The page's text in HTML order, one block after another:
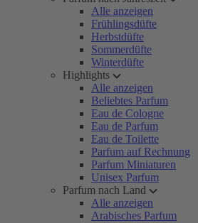
Alle anzeigen
Frühlingsdüfte
Herbstdüfte
Sommerdüfte
Winterdüfte
Highlights
Alle anzeigen
Beliebtes Parfum
Eau de Cologne
Eau de Parfum
Eau de Toilette
Parfum auf Rechnung
Parfum Miniaturen
Unisex Parfum
Parfum nach Land
Alle anzeigen
Arabisches Parfum